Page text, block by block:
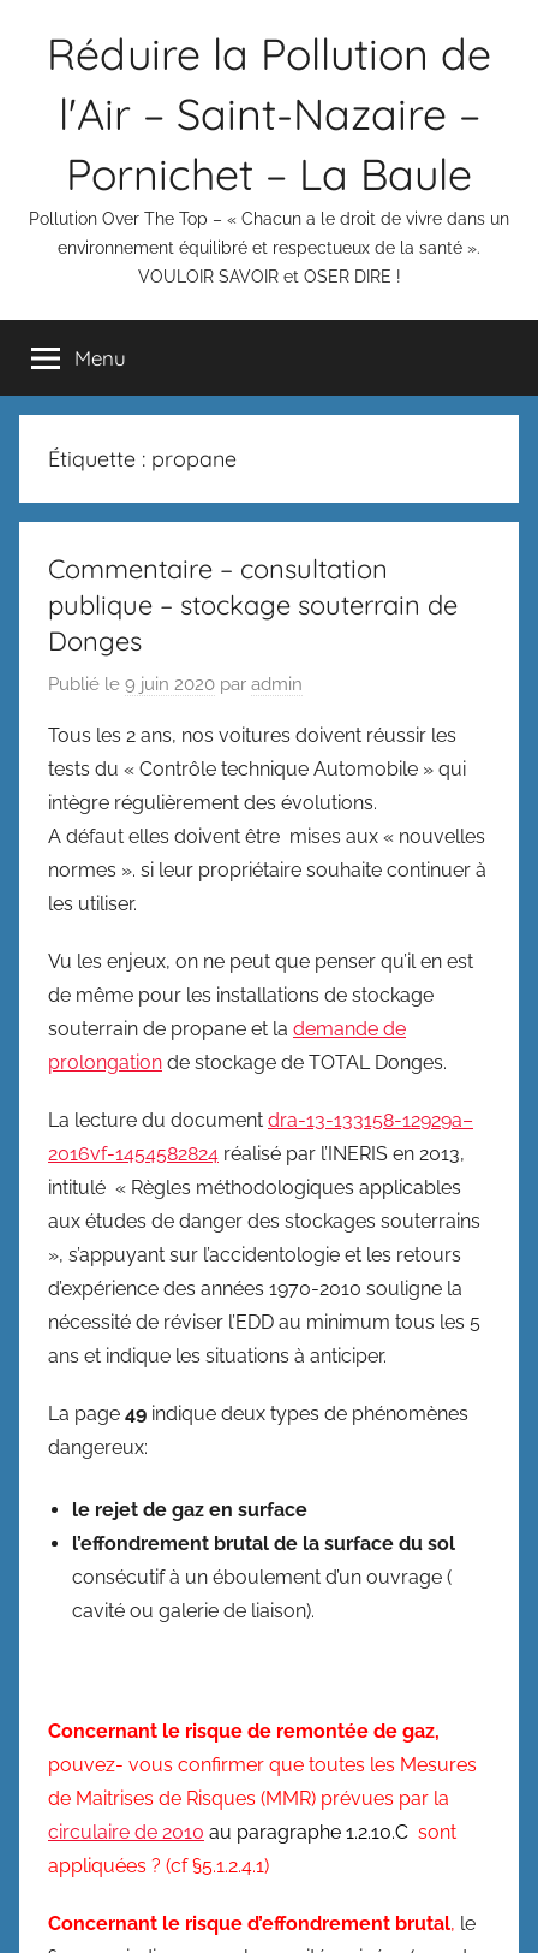
Réduire la Pollution de
l'Air – Saint-Nazaire –
Pornichet – La Baule
Pollution Over The Top – « Chacun a le droit de vivre dans un
environnement équilibré et respectueux de la santé ».
VOULOIR SAVOIR et OSER DIRE !
Menu
Étiquette : propane
Commentaire – consultation
publique – stockage souterrain de
Donges
Publié le 9 juin 2020 par admin
Tous les 2 ans, nos voitures doivent réussir les
tests du « Contrôle technique Automobile » qui
intègre régulièrement des évolutions.
A défaut elles doivent être mises aux « nouvelles
normes ». si leur propriétaire souhaite continuer à
les utiliser.
Vu les enjeux, on ne peut que penser qu’il en est
de même pour les installations de stockage
souterrain de propane et la demande de
prolongation de stockage de TOTAL Donges.
La lecture du document dra-13-133158-12929a–
2016vf-1454582824 réalisé par l’INERIS en 2013,
intitulé « Règles méthodologiques applicables
aux études de danger des stockages souterrains
», s’appuyant sur l’accidentologie et les retours
d’expérience des années 1970-2010 souligne la
nécessité de réviser l’EDD au minimum tous les 5
ans et indique les situations à anticiper.
La page 49 indique deux types de phénomènes
dangereux:
le rejet de gaz en surface
l’effondrement brutal de la surface du sol
consécutif à un éboulement d’un ouvrage (
cavité ou galerie de liaison).
Concernant le risque de remontée de gaz,
pouvez- vous confirmer que toutes les Mesures
de Maitrises de Risques (MMR) prévues par la
circulaire de 2010 au paragraphe 1.2.10.C sont
appliquées ? (cf §5.1.2.4.1)
Concernant le risque d’effondrement brutal, le